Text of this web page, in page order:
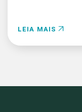
LEIA MAIS